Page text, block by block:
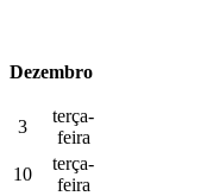
Dezembro
3
terça-
feira
10
terça-
feira